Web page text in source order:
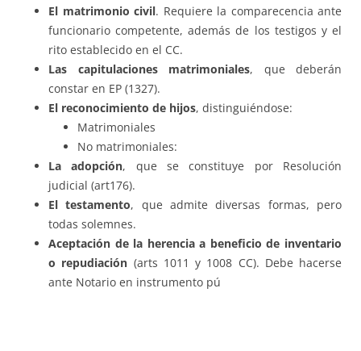
El matrimonio civil. Requiere la comparecencia ante
funcionario competente, además de los testigos y el
rito establecido en el CC.
Las capitulaciones matrimoniales, que deberán
constar en EP (1327).
El reconocimiento de hijos, distinguiéndose:
Matrimoniales
No matrimoniales:
La adopción, que se constituye por Resolución
judicial (art176).
El testamento, que admite diversas formas, pero
todas solemnes.
Aceptación de la herencia a beneficio de inventario
o repudiación (arts 1011 y 1008 CC). Debe hacerse
ante Notario en instrumento pú